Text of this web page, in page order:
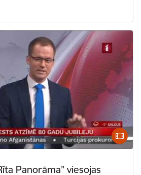
Panorāma” viesojas